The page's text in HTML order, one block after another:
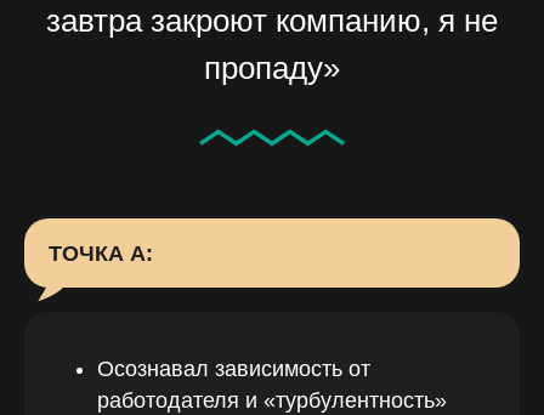
завтра закроют компанию, я не
пропаду»
ТОЧКА А:
Осознавал зависимость от
работодателя и «турбулентность»